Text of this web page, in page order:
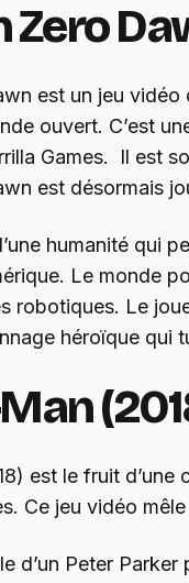
Zero
est un jeu
ouvert. C’est
Games. Il est
est désormais
humanité qui
Le monde
robotiques. Le
héroïque qui
est le fruit
Ce jeu vidéo
d’un Peter